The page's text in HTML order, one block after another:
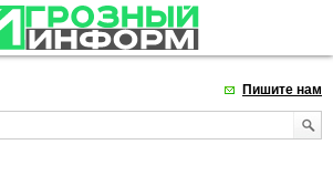
Пишите нам